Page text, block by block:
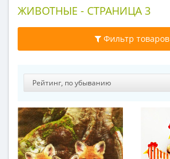
ЖИВОТНЫЕ - СТРАНИЦА 3
Фильтр товаров